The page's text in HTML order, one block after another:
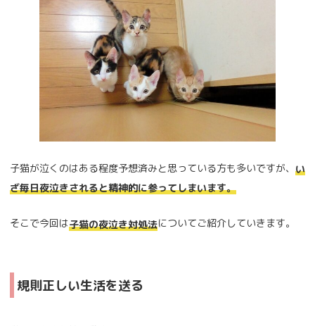
子猫が泣くのはある程度予想済みと思っている方も多いですが、 い
ざ毎日夜泣きされると精神的に参ってしまいます。
そこで今回は子猫の夜泣き対処法についてご紹介していきます。
規則正しい生活を送る